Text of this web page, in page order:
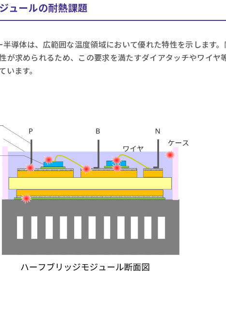
ュールの耐熱課題
導体は、広範囲な温度領域において優れた特性を示します。
が求められるため、この要求を満たすダイアタッチやワイヤ
ます。